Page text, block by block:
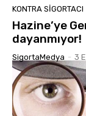
KONTRA SIGORTACI
Hazine’ye
dayanmıyor!
SigortaMedya - 3